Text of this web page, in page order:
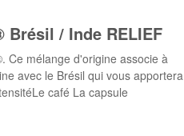
/ Inde RELIEF
Ce mélange d'origine associe à
avec le Brésil qui vous apportera
café La capsule